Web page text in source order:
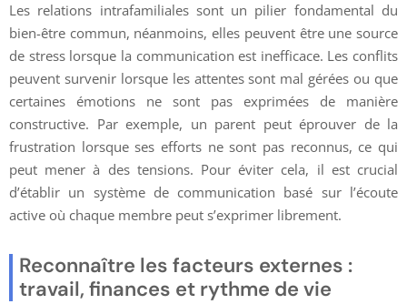
Les relations intrafamiliales sont un pilier fondamental du
bien-être commun, néanmoins, elles peuvent être une source
de stress lorsque la communication est inefficace. Les conflits
peuvent survenir lorsque les attentes sont mal gérées ou que
certaines émotions ne sont pas exprimées de manière
constructive. Par exemple, un parent peut éprouver de la
frustration lorsque ses efforts ne sont pas reconnus, ce qui
peut mener à des tensions. Pour éviter cela, il est crucial
d’établir un système de communication basé sur l’écoute
active où chaque membre peut s’exprimer librement.
Reconnaître les facteurs externes :
travail, finances et rythme de vie